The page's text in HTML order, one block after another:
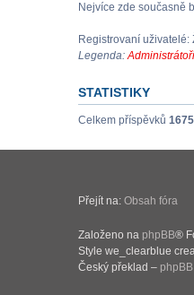
Nejvíce zde současně
Registrovaní
Legenda:Administrátoři
STATISTIKY
Celkem příspěvků
Přejít na: Obsah fóra
Založeno na phpBB®
Style we_clearblue
Český překlad –